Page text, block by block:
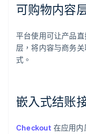
可购物内容
平台使用可让产品
层，将内容与商务
式。
嵌入式结账
Checkout 在应用